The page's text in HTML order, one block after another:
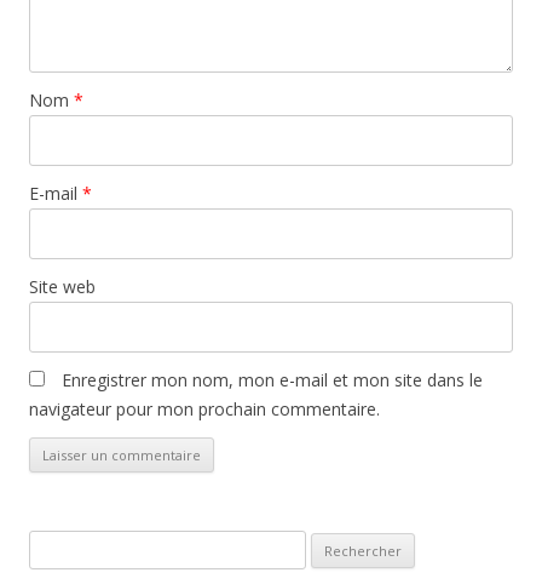
Nom *
E-mail *
Site web
Enregistrer mon nom, mon e-mail et mon site dans le
navigateur pour mon prochain commentaire.